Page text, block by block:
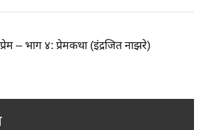
– भाग ४: प्रेमकथा (इंद्रजित नाझरे)